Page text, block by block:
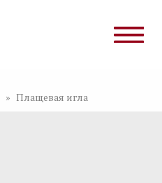
Плащевая игла